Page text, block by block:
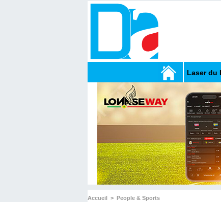
Laser du
Accueil > People & Sports